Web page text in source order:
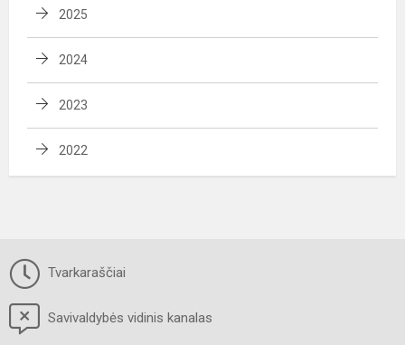
2025
2024
2023
2022
Tvarkaraščiai
Savivaldybės vidinis kanalas